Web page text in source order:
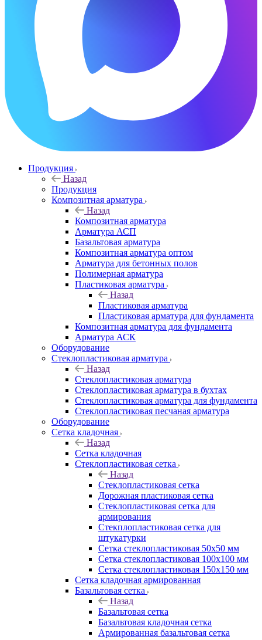
Продукция
Назад
Продукция
Композитная арматура
Назад
Композитная арматура
Арматура АСП
Базальтовая арматура
Композитная арматура оптом
Арматура для бетонных полов
Полимерная арматура
Пластиковая арматура
Назад
Пластиковая арматура
Пластиковая арматура для фундамента
Композитная арматура для фундамента
Арматура АСК
Оборудование
Cтеклопластиковая арматура
Назад
Cтеклопластиковая арматура
Стеклопластиковая арматура в бухтах
Стеклопластиковая арматура для фундамента
Стеклопластиковая песчаная арматура
Оборудование
Сетка кладочная
Назад
Сетка кладочная
Стеклопластиковая сетка
Назад
Стеклопластиковая сетка
Дорожная пластиковая сетка
Стеклопластиковая сетка для
армирования
Стекплопластиковая сетка для
штукатурки
Сетка стеклопластиковая 50x50 мм
Сетка стеклопластиковая 100x100 мм
Сетка стеклопластиковая 150x150 мм
Сетка кладочная армированная
Базальтовая сетка
Назад
Базальтовая сетка
Базальтовая кладочная сетка
Армированная базальтовая сетка